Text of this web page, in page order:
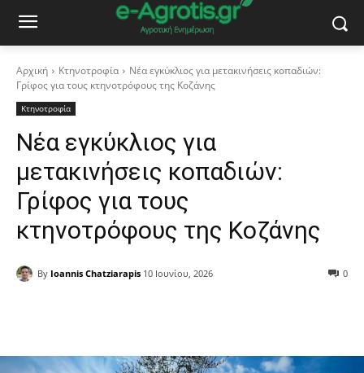
Αρχική Κτηνοτροφία
Νέα εγκύκλιος για μετακινήσεις κοπαδιών:
Γρίφος για τους κτηνοτρόφους της Κοζάνης
Κτηνοτροφία
Νέα εγκύκλιος για
μετακινήσεις κοπαδιών:
Γρίφος για τους
κτηνοτρόφους της Κοζάνης
By Ioannis Chatziarapis 10 Ιουνίου, 2026 0